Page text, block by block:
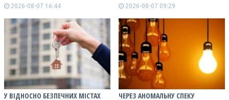
2026-08-07 16:44 2026-08-07 09:29
У ВІДНОСНО БЕЗПЕЧНИХ МІСТАХ ЧЕРЕЗ АНОМАЛЬНУ СПЕКУ